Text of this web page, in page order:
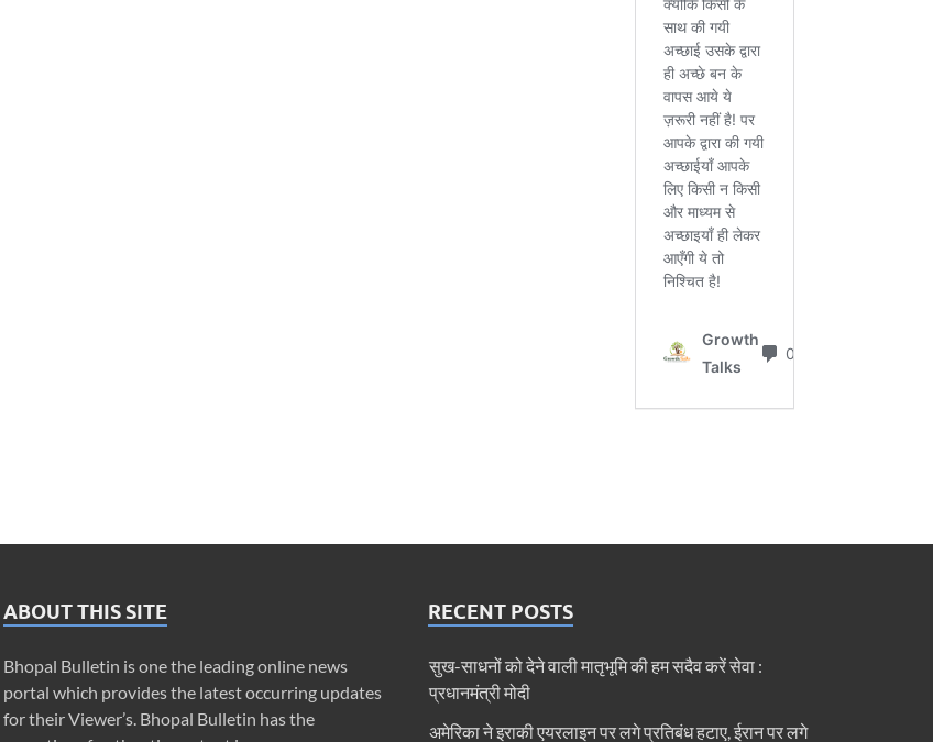
ABOUT THIS SITE
Bhopal Bulletin is one the leading online news
portal which provides the latest occurring updates
for their Viewer’s. Bhopal Bulletin has the
RECENT POSTS
सुख-साधनों को देने वाली मातृभूमि की हम सदैव करें सेवा :
प्रधानमंत्री मोदी
अमेरिका ने इराकी एयरलाइन पर लगे प्रतिबंध हटाए, ईरान पर लगे